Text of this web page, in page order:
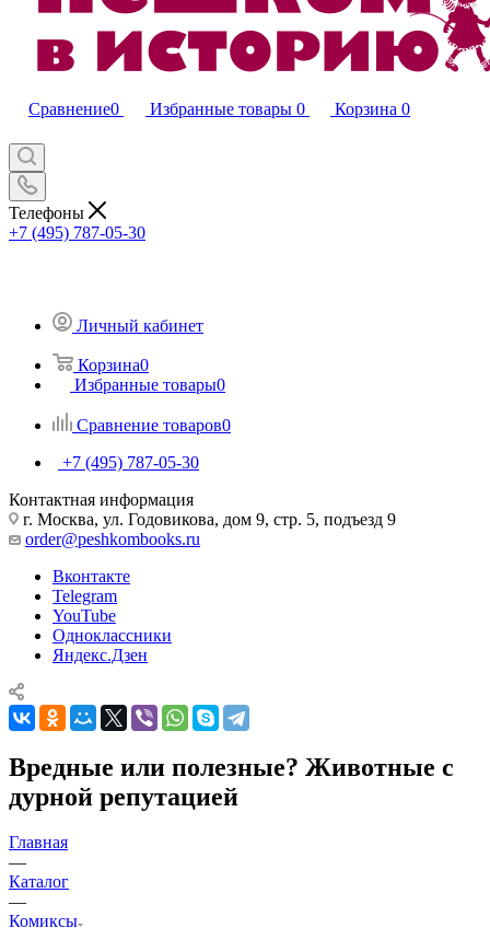
Сравнение0 Избранные товары 0 Корзина 0
Телефоны
+7 (495) 787-05-30
Личный кабинет
Корзина0
Избранные товары0
Сравнение товаров0
+7 (495) 787-05-30
Контактная информация
г. Москва, ул. Годовикова, дом 9, стр. 5, подъезд 9
order@peshkombooks.ru
Вконтакте
Telegram
YouTube
Одноклассники
Яндекс.Дзен
Вредные или полезные? Животные с
дурной репутацией
Главная
—
Каталог
—
Комиксы